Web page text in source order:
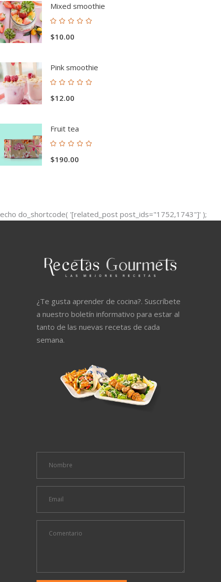
Mixed smoothie
5.00
$10.00
Pink smoothie
5.00
$12.00
Fruit tea
5.00
$190.00
echo do_shortcode( '[related_post post_ids="1752,1743"]' );
¿Te gusta aprender de cocina?. Suscríbete
a nuestro boletín informativo para estar al
tanto de las nuevas recetas de cada
semana.